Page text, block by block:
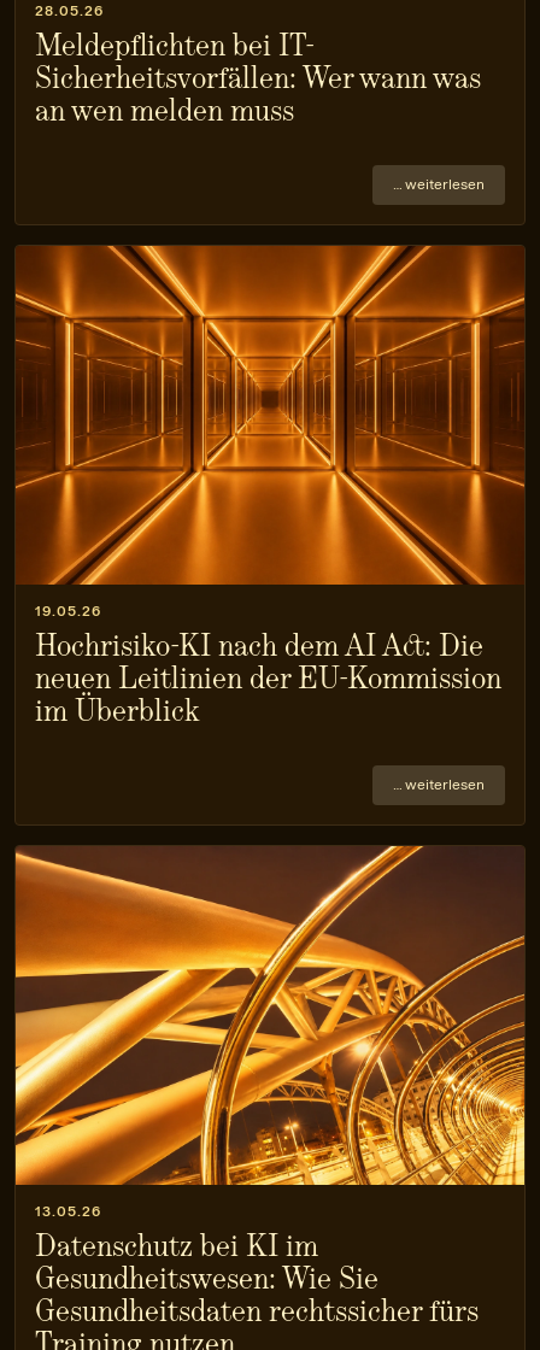
28.05.26
Meldepflichten bei IT-
Sicherheitsvorfällen: Wer wann was
an wen melden muss
… weiterlesen
19.05.26
Hochrisiko-KI nach dem AI Act: Die
neuen Leitlinien der EU-Kommission
im Überblick
… weiterlesen
13.05.26
Datenschutz bei KI im
Gesundheitswesen: Wie Sie
Gesundheitsdaten rechtssicher fürs